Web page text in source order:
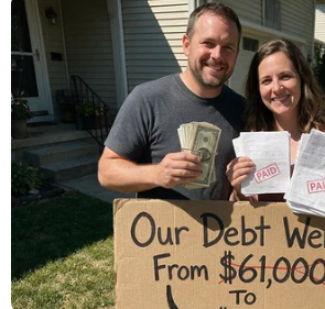
Theo dõi VietnamPlus
TIN CÙNG CHUYÊN MỤC
Chuyên gia Australia: Quan hệ Việt